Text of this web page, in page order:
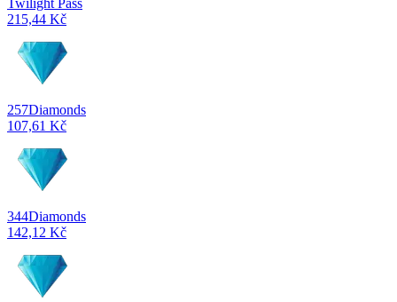
Twilight Pass
215,44 Kč
257Diamonds
107,61 Kč
344Diamonds
142,12 Kč